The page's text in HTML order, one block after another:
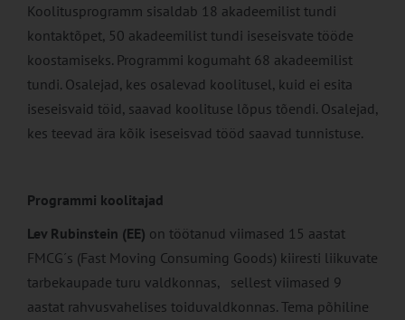
Koolitusprogramm sisaldab 18 akadeemilist tundi
kontaktõpet, 50 akadeemilist tundi iseseisvate tööde
koostamiseks. Programmi kogumaht 68 akadeemilist
tundi. Osalejad, kes osalevad koolitusel, kuid ei esita
iseseisvaid töid, saavad koolituse lõpus tõendi. Osalejad,
kes teevad ära kõik iseseisvad tööd saavad tunnistuse.
Programmi koolitajad
Lev Rubinstein (EE) on töötanud viimased 15 aastat
FMCG´s (Fast Moving Consuming Goods) kiiresti liikuvate
tarbekaupade turu valdkonnas, sellest viimased 9
aastat rahvusvahelises toiduvaldkonnas. Tema põhiline